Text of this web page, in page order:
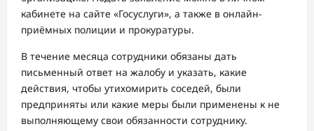
кабинете на сайте «Госуслуги», а также в онлайн-
приёмных полиции и прокуратуры.
В течение месяца сотрудники обязаны дать
письменный ответ на жалобу и указать, какие
действия, чтобы утихомирить соседей, были
предприняты или какие меры были применены к не
выполняющему свои обязанности сотруднику.